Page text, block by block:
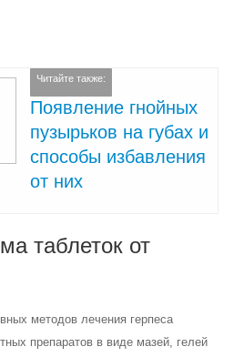
Читайте также:
Появление гнойных
пузырьков на губах и
способы избавления
от них
таблеток от
методов лечения герпеса
препаратов в виде мазей, гелей